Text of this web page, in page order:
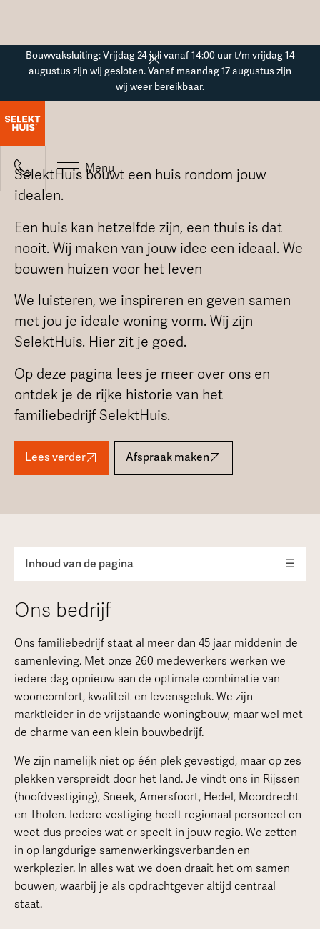
Bouwvaksluiting: Vrijdag 24 juli vanaf 14:00 uur t/m vrijdag 14
augustus zijn wij gesloten. Vanaf maandag 17 augustus zijn
wij weer bereikbaar.
Menu
Over ons
SelektHuis bouwt een huis rondom jouw
idealen.
Een huis kan hetzelfde zijn, een thuis is dat
nooit. Wij maken van jouw idee een ideaal. We
bouwen huizen voor het leven
We luisteren, we inspireren en geven samen
met jou je ideale woning vorm. Wij zijn
SelektHuis. Hier zit je goed.
Op deze pagina lees je meer over ons en
ontdek je de rijke historie van het
familiebedrijf SelektHuis.
Lees verder Afspraak maken
Inhoud van de pagina ☰
Ons bedrijf
Ons familiebedrijf staat al meer dan 45 jaar middenin de
samenleving. Met onze 260 medewerkers werken we
iedere dag opnieuw aan de optimale combinatie van
wooncomfort, kwaliteit en levensgeluk. We zijn
marktleider in de vrijstaande woningbouw, maar wel met
de charme van een klein bouwbedrijf.
We zijn namelijk niet op één plek gevestigd, maar op zes
plekken verspreidt door het land. Je vindt ons in Rijssen
(hoofdvestiging), Sneek, Amersfoort, Hedel, Moordrecht
en Tholen. Iedere vestiging heeft regionaal personeel en
weet dus precies wat er speelt in jouw regio. We zetten
in op langdurige samenwerkingsverbanden en
werkplezier. In alles wat we doen draait het om samen
bouwen, waarbij je als opdrachtgever altijd centraal
staat.